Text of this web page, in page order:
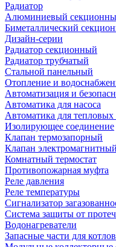
Радиатор
Алюминиевый
Биметаллический
Дизайн-серии
Радиатор секционный
Радиатор трубчатый
Стальной панельный
Отопление и
Автоматизация и
Автоматика для насоса
Автоматика для тепловых
Изолирующее соединение
Клапан термозапорный
Клапан электромагнитный
Комнатный термостат
Противопожарная муфта
Реле давления
Реле температуры
Сигнализатор
Система защиты от
Водонагреватели
Запасные части для